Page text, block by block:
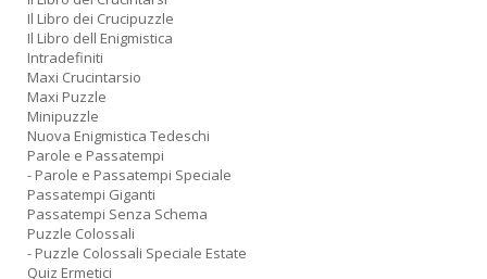
Il Libro dei Crucipuzzle
Il Libro dell Enigmistica
Intradefiniti
Maxi Crucintarsio
Maxi Puzzle
Minipuzzle
Nuova Enigmistica Tedeschi
Parole e Passatempi
- Parole e Passatempi Speciale
Passatempi Giganti
Passatempi Senza Schema
Puzzle Colossali
- Puzzle Colossali Speciale Estate
Quiz Ermetici